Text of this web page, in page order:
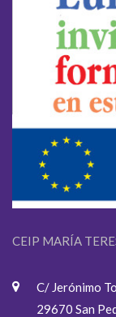
CEIP MARÍA
C/ Jerónimo
29670 San